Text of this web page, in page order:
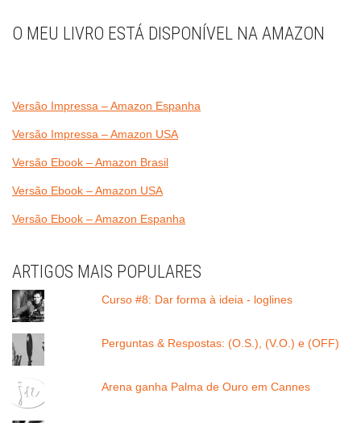
O MEU LIVRO ESTÁ DISPONÍVEL NA AMAZON
Versão Impressa – Amazon Espanha
Versão Impressa – Amazon USA
Versão Ebook – Amazon Brasil
Versão Ebook – Amazon USA
Versão Ebook – Amazon Espanha
ARTIGOS MAIS POPULARES
Curso #8: Dar forma à ideia - loglines
Perguntas & Respostas: (O.S.), (V.O.) e (OFF)
Arena ganha Palma de Ouro em Cannes